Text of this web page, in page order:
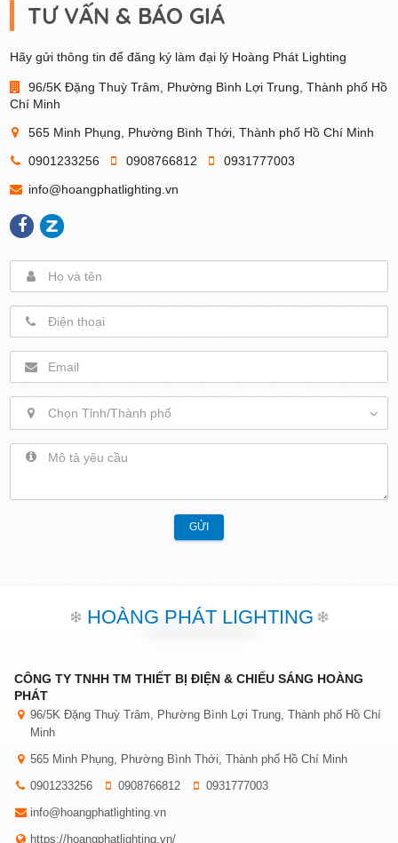
TƯ VẤN & BÁO GIÁ
Hãy gửi thông tin để đăng ký làm đại lý Hoàng Phát Lighting
96/5K Đặng Thuỳ Trâm, Phường Bình Lợi Trung, Thành phố Hồ
Chí Minh
565 Minh Phụng, Phường Bình Thới, Thành phố Hồ Chí Minh
0901233256
0908766812
0931777003
info@hoangphatlighting.vn
Chọn Tỉnh/Thành phố
GỬI
HOÀNG PHÁT LIGHTING
CÔNG TY TNHH TM THIẾT BỊ ĐIỆN & CHIẾU SÁNG HOÀNG
PHÁT
96/5K Đặng Thuỳ Trâm, Phường Bình Lợi Trung, Thành phố Hồ Chí
Minh
565 Minh Phụng, Phường Bình Thới, Thành phố Hồ Chí Minh
0901233256
0908766812
0931777003
info@hoangphatlighting.vn
https://hoangphatlighting.vn/